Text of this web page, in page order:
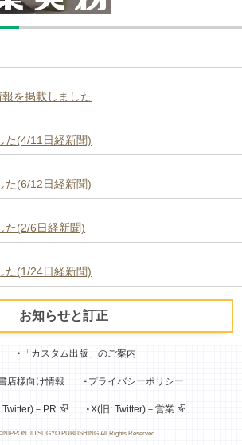
を掲載しました
た(4/11日経新聞)
た(6/12日経新聞)
た(2/6日経新聞)
た(1/24日経新聞)
お知らせと訂正
「カスタム出版」のご案内
店様向け情報 プライバシーポリシー
Twitter)－PR X(旧: Twitter)－営業
JITSUGYO PUBLISHING All Rights Reserved.